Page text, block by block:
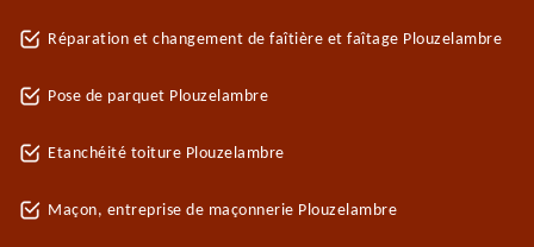
Réparation et changement de faîtière et faîtage Plouzelambre
Pose de parquet Plouzelambre
Etanchéité toiture Plouzelambre
Maçon, entreprise de maçonnerie Plouzelambre